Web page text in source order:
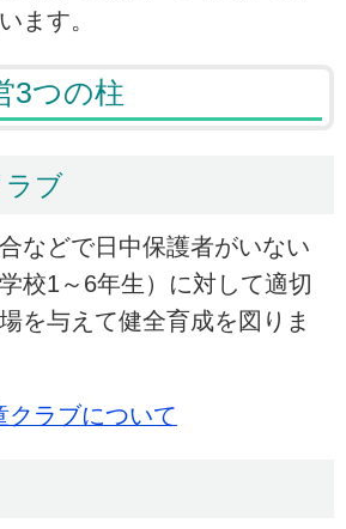
ます。
3つの柱
ラブ
などで日中保護者がいない
校1～6年生）に対して適切
を与えて健全育成を図りま
クラブについて